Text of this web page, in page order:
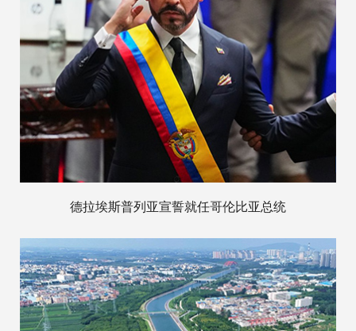
德拉埃斯普列亚宣誓就任哥伦比亚总统